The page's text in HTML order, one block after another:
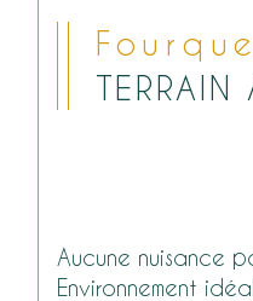
Aucune nuisance
Environnement